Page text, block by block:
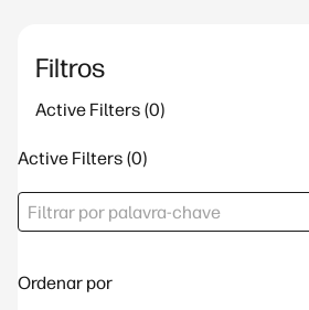
Filtros
Active Filters
Active Filters
Ordenar por